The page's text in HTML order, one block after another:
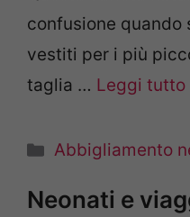
confusione
vestiti per i più
taglia … Leggi tutto
Categorie
Abbigliamento
Neonati e